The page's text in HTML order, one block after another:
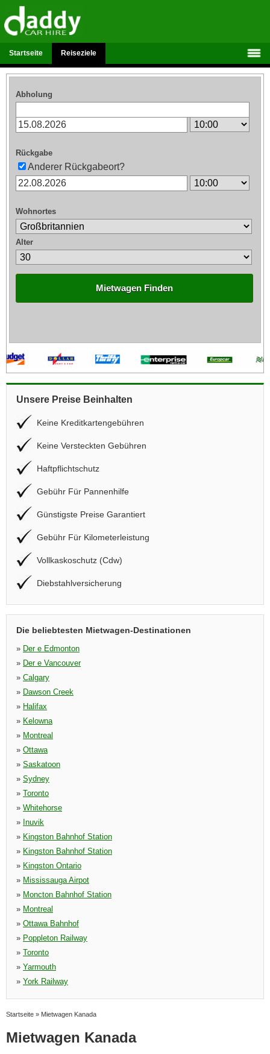
Startseite Reiseziele
Abholung
Rückgabe
Anderer Rückgabeort?
Wohnortes
Alter
Mietwagen Finden
Unsere Preise Beinhalten
Keine Kreditkartengebühren
Keine Versteckten Gebühren
Haftpflichtschutz
Gebühr Für Pannenhilfe
Günstigste Preise Garantiert
Gebühr Für Kilometerleistung
Vollkaskoschutz (Cdw)
Diebstahlversicherung
Die beliebtesten Mietwagen-Destinationen
» Der e Edmonton
» Der e Vancouver
» Calgary
» Dawson Creek
» Halifax
» Kelowna
» Montreal
» Ottawa
» Saskatoon
» Sydney
» Toronto
» Whitehorse
» Inuvik
» Kingston Bahnhof Station
» Kingston Bahnhof Station
» Kingston Ontario
» Mississauga Airpot
» Moncton Bahnhof Station
» Montreal
» Ottawa Bahnhof
» Poppleton Railway
» Toronto
» Yarmouth
» York Railway
Startseite » Mietwagen Kanada
Mietwagen Kanada